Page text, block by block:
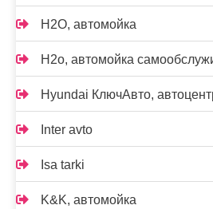
H2O, автомойка
H2o, автомойка
Hyundai КлючАвто,
Inter avto
Isa tarki
K&K, автомойка